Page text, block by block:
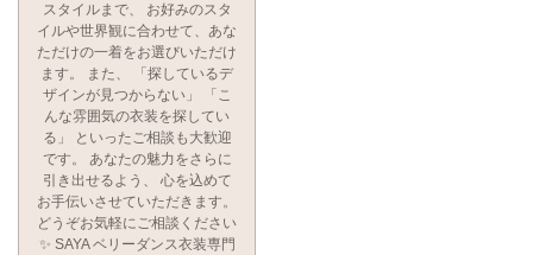
スタイルまで、 お好みのスタ
イルや世界観に合わせて、あな
ただけの一着をお選びいただけ
ます。 また、 「探しているデ
ザインが見つからない」 「こ
んな雰囲気の衣装を探してい
る」 といったご相談も大歓迎
です。 あなたの魅力をさらに
引き出せるよう、 心を込めて
お手伝いさせていただきます。
どうぞお気軽にご相談ください
✨ SAYA ベリーダンス衣装専門